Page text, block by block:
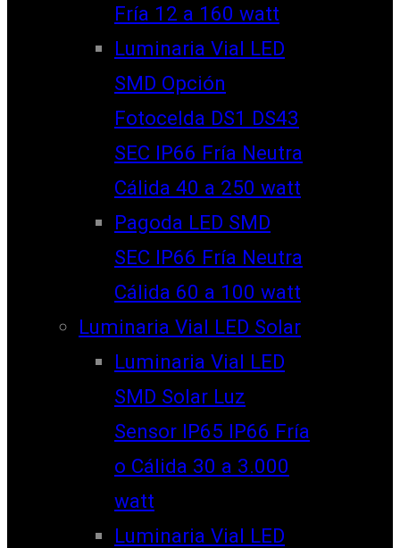
Fría 12 a 160 watt
Luminaria Vial LED
SMD Opción
Fotocelda DS1 DS43
SEC IP66 Fría Neutra
Cálida 40 a 250 watt
Pagoda LED SMD
SEC IP66 Fría Neutra
Cálida 60 a 100 watt
Luminaria Vial LED Solar
Luminaria Vial LED
SMD Solar Luz
Sensor IP65 IP66 Fría
o Cálida 30 a 3.000
watt
Luminaria Vial LED